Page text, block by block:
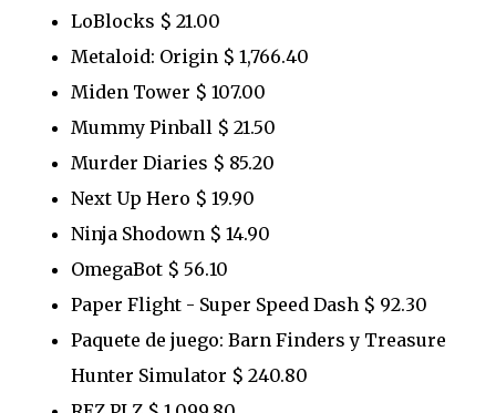
LoBlocks $ 21.00
Metaloid: Origin $ 1,766.40
Miden Tower $ 107.00
Mummy Pinball $ 21.50
Murder Diaries $ 85.20
Next Up Hero $ 19.90
Ninja Shodown $ 14.90
OmegaBot $ 56.10
Paper Flight - Super Speed Dash $ 92.30
Paquete de juego: Barn Finders y Treasure
Hunter Simulator $ 240.80